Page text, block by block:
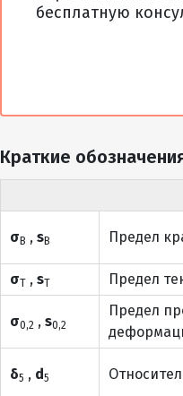
бесплатную
Краткие
σВ ,sВ Предел
σТ ,sТ Предел
σ0,2 ,s0,2
Предел
δ5 , d5